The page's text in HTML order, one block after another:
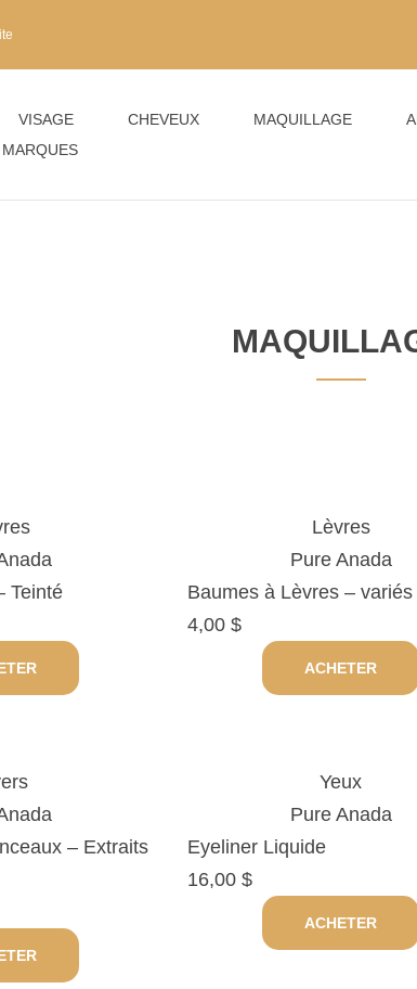
VISAGE CHEVEUX MAQUILLAGE
MARQUES
Teinté
Lèvres
Pure Anada
Baumes à Lèvres – variés
4,00 $
ACHETER
– Extraits
Yeux
Pure Anada
Eyeliner Liquide
16,00 $
ACHETER